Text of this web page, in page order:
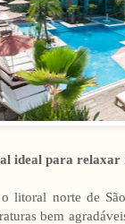
ideal para
litoral norte de
bem